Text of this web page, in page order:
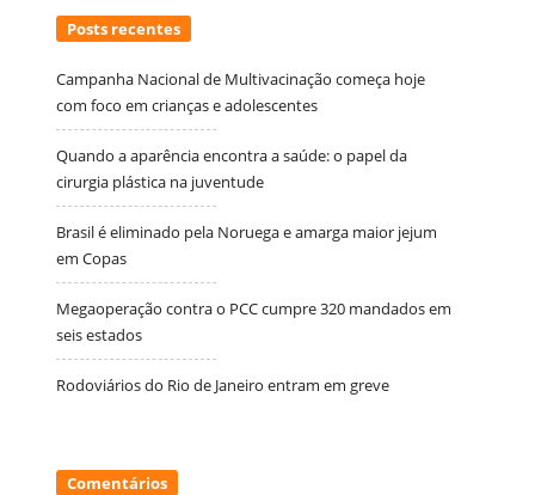
Posts recentes
Campanha Nacional de Multivacinação começa hoje
com foco em crianças e adolescentes
Quando a aparência encontra a saúde: o papel da
cirurgia plástica na juventude
Brasil é eliminado pela Noruega e amarga maior jejum
em Copas
Megaoperação contra o PCC cumpre 320 mandados em
seis estados
Rodoviários do Rio de Janeiro entram em greve
Comentários